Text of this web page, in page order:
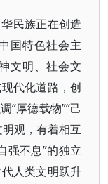
民族正在创造
国特色社会主
文明、社会文
代化道路，创
“厚德载物”“己
观，有着相互
强不息”的独立
人类文明跃升